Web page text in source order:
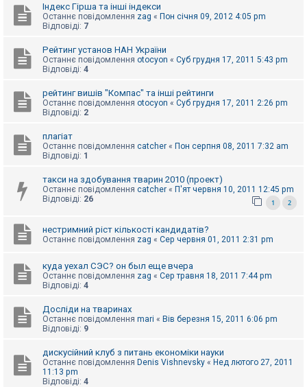
П
ш
о
о
Індекс Гірша та інші індекси
Останнє повідомлення zag « Пон січня 09, 2012 4:05 pm
Відповіді: 7
Рейтинг установ НАН України
Останнє повідомлення otocyon « Суб грудня 17, 2011 5:43 pm
Відповіді: 4
рейтинг вишів "Компас" та інші рейтинги
Останнє повідомлення otocyon « Суб грудня 17, 2011 2:26 pm
Відповіді: 2
плагіат
Останнє повідомлення catcher « Пон серпня 08, 2011 7:32 am
Відповіді: 1
такси на здобування тварин 2010 (проект)
Останнє повідомлення catcher « П'ят червня 10, 2011 12:45 pm
Відповіді: 26 1 2
нестримний ріст кількості кандидатів?
Останнє повідомлення zag « Сер червня 01, 2011 2:31 pm
куда уехал СЭС? он был еще вчера
Останнє повідомлення zag « Сер травня 18, 2011 7:44 pm
Відповіді: 4
Досліди на тваринах
Останнє повідомлення mari « Вів березня 15, 2011 6:06 pm
Відповіді: 9
дискусійний клуб з питань економіки науки
Останнє повідомлення Denis Vishnevsky « Нед лютого 27, 2011
11:13 pm
Відповіді: 4